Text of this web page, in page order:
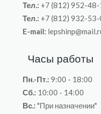
Тел.: +7 (812) 952-
Тел.: +7 (812) 932-53-
E-mail:
Часы работы
Пн.-Пт.: 9:00 - 18:00
Сб.: 10:00 - 14:00
Вс.: "При назначении"